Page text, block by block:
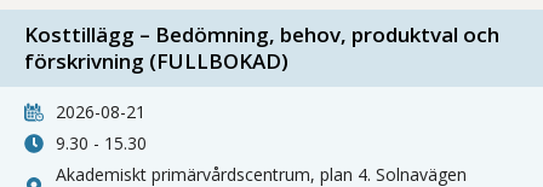
Kosttillägg – Bedömning, behov, produktval och
förskrivning (FULLBOKAD)
2026-08-21
9.30 - 15.30
Akademiskt primärvårdscentrum, plan 4. Solnavägen